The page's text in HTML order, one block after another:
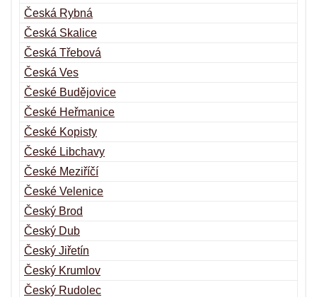
Česká Rybná
Česká Skalice
Česká Třebová
Česká Ves
České Budějovice
České Heřmanice
České Kopisty
České Libchavy
České Meziříčí
České Velenice
Český Brod
Český Dub
Český Jiřetín
Český Krumlov
Český Rudolec